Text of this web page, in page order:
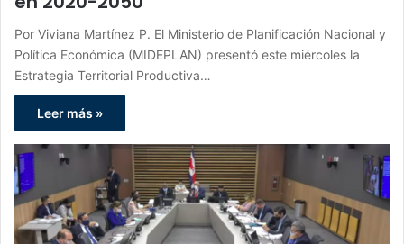
Por Viviana Martínez P. El Ministerio de Planificación Nacional y
Política Económica (MIDEPLAN) presentó este miércoles la
Estrategia Territorial Productiva…
Leer más »